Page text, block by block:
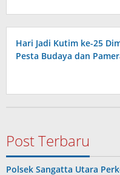
Hari Jadi Kutim ke-25
Pesta Budaya dan
Post Terbaru
Polsek Sangatta Utara